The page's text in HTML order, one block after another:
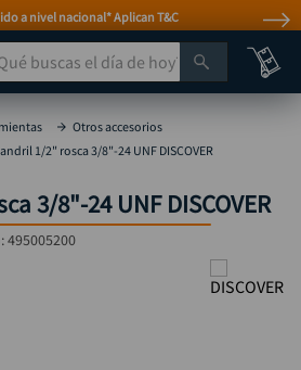
a nivel nacional* Aplican T&C
buscas el día de hoy?
Otros accesorios
1/2" rosca 3/8"-24 UNF DISCOVER
3/8"-24 UNF DISCOVER
495005200